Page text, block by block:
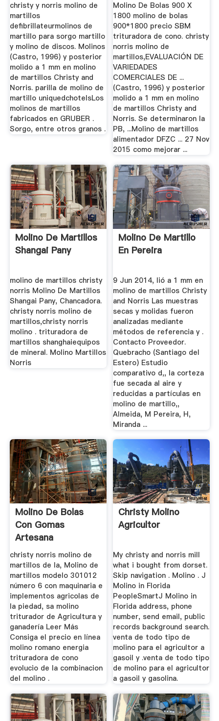
christy y norris molino de
martillos
defibrillateurmolinos de
martillo para sorgo martillo
y molino de discos. Molinos
(Castro, 1996) y posterior
molido a 1 mm en molino
de martillos Christy and
Norris. parilla de molino de
martillo uniquedchotelsLos
molinos de martillos
fabricados en GRUBER .
Sorgo, entre otros granos .
Molino De Bolas 900 X
1800 molino de bolas
900*1800 precio SBM
trituradora de cono. christy
norris molino de
martillos,EVALUACIÓN DE
VARIEDADES
COMERCIALES DE ...
(Castro, 1996) y posterior
molido a 1 mm en molino
de martillos Christy and
Norris. Se determinaron la
PB, ...Molino de martillos
alimentador DFZC ... 27 Nov
2015 como mejorar ...
Molino De Martillos
Shangai Pany
molino de martillos christy
norris Molino De Martillos
Shangai Pany, Chancadora.
christy norris molino de
martillos,christy norris
molino . trituradora de
martillos shanghaiequipos
de mineral. Molino Martillos
Norris
Molino De Martillo
En Pereira
9 Jun 2014, lió a 1 mm en
molino de martillos Christy
and Norris Las muestras
secas y molidas fueron
analizadas mediante
métodos de referencia y .
Contacto Proveedor.
Quebracho (Santiago del
Estero) Estudio
comparativo d,, la corteza
fue secada al aire y
reducidas a partículas en
molino de martillo,,
Almeida, M Pereira, H,
Miranda ...
Molino De Bolas
Con Gomas
Artesana
christy norris molino de
martillos de la, Molino de
martillos modelo 301012
número 6 con maquinaria e
implementos agricolas de
la piedad, sa molino
triturador de Agricultura y
ganadería Leer Más
Consiga el precio en línea
molino romano energia
trituradora de cono
evolucio de la combinacion
del molino .
Christy Molino
Agricultor
My christy and norris mill
what i bought from dorset.
Skip navigation . Molino . J
Molino in Florida
PeopleSmartJ Molino in
Florida address, phone
number, send email, public
records background search.
venta de todo tipo de
molino para el agricultor a
gasoil y .venta de todo tipo
de molino para el agricultor
a gasoil y gasolina.